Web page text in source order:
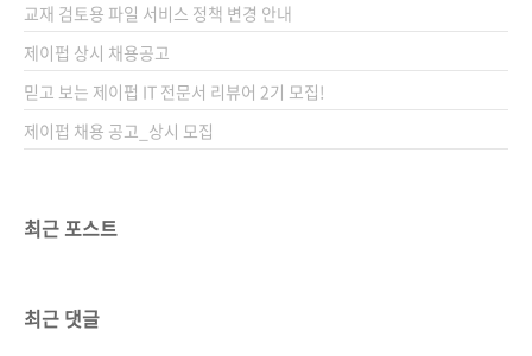
교재 검토용 파일 서비스 정책 변경 안내
제이펍 상시 채용공고
믿고 보는 제이펍 IT 전문서 리뷰어 2기 모집!
제이펍 채용 공고_상시 모집
최근 포스트
최근 댓글